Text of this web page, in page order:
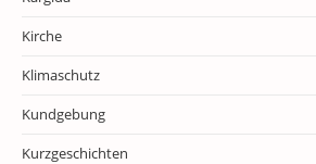
Kirche
Klimaschutz
Kundgebung
Kurzgeschichten